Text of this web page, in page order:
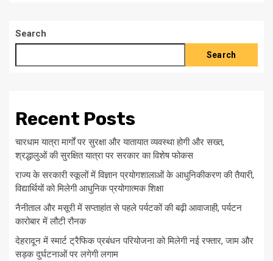
Search
Search
Recent Posts
चारधाम यात्रा मार्गों पर सुरक्षा और यातायात व्यवस्था होगी और सख्त,
श्रद्धालुओं की सुरक्षित यात्रा पर सरकार का विशेष फोकस
राज्य के सरकारी स्कूलों में विज्ञान प्रयोगशालाओं के आधुनिकीकरण की तैयारी,
विद्यार्थियों को मिलेगी आधुनिक प्रयोगात्मक शिक्षा
नैनीताल और मसूरी में सप्ताहांत से पहले पर्यटकों की बढ़ी आवाजाही, पर्यटन
कारोबार में लौटी रौनक
देहरादून में स्मार्ट ट्रैफिक प्रबंधन परियोजना को मिलेगी नई रफ्तार, जाम और
सड़क दुर्घटनाओं पर लगेगी लगाम